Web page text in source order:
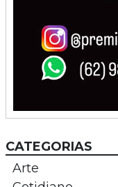
CATEGORIAS
Arte